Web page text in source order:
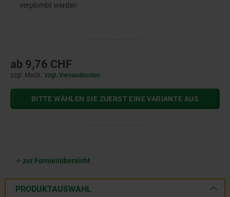
verplombt werden
ab 9,76 CHF
zzgl. MwSt. zzgl. Versandkosten
BITTE WÄHLEN SIE ZUERST EINE VARIANTE AUS
zur Formenübersicht
PRODUKTAUSWAHL